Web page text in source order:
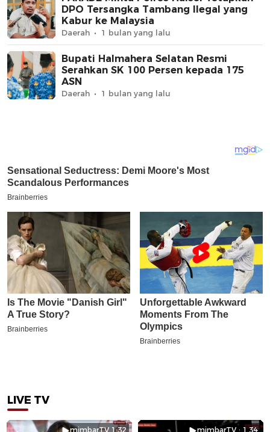
DPO Tersangka Tambang Ilegal yang
Kabur ke Malaysia
Daerah 1 bulan yang lalu
Bupati Halmahera Selatan Resmi
Serahkan SK 100 Persen kepada 175
ASN
Daerah 1 bulan yang lalu
LIVE TV
mimbarTV 1:32 mimbarTV : 1.34